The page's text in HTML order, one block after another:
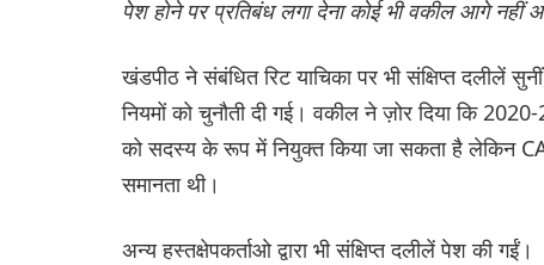
पेश होने पर प्रतिबंध लगा देना कोई भी वकील आगे
खंडपीठ ने संबंधित रिट याचिका पर भी संक्षिप्त दलीलें
नियमों को चुनौती दी गई। वकील ने ज़ोर दिया कि
को सदस्य के रूप में नियुक्त किया जा सकता है लेकिन
समानता थी।
अन्य हस्तक्षेपकर्ताओ द्वारा भी संक्षिप्त दलीलें पेश की गईं।